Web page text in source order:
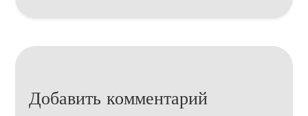
Добавить комментарий